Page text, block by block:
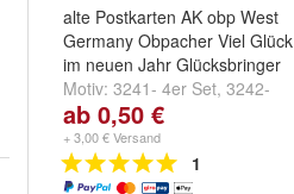
alte Postkarten AK obp West
Germany Obpacher Viel Glück
im neuen Jahr Glücksbringer
Motiv: 3241- 4er Set, 3242-
2er Set und3243-
"Würfelspiel"
ab 0,50 €
+ 3,00 € Versand
1